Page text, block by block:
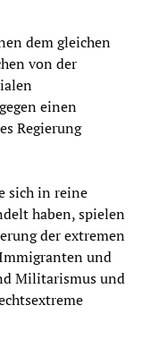
dem gleichen
von der
einen
Regierung
sich in reine
haben, spielen
der extremen
und
Militarismus und